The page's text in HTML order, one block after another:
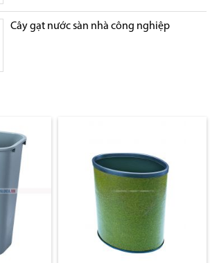
Cây gạt nước sàn nhà công nghiệp